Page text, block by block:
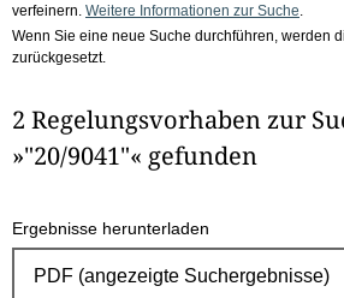
verfeinern. Weitere Informationen zur Suche
Wenn Sie eine neue Suche durchführen, werden
zurückgesetzt.
2 Regelungsvorhaben zur
»"20/9041"« gefunden
Ergebnisse herunterladen